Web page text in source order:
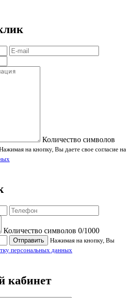
Количество символов
на кнопку, Вы даете свое согласие на
Количество символов 0/1000
Отправить
Нажимая на кнопку, Вы
персональных данных
кабинет